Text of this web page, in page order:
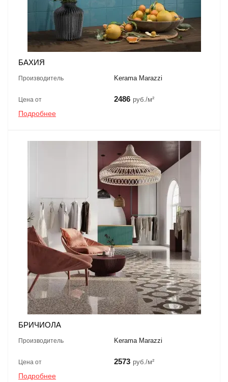
БАХИЯ
Производитель Kerama Marazzi
Цена от 2486 руб./м²
Подробнее
БРИЧИОЛА
Производитель Kerama Marazzi
Цена от 2573 руб./м²
Подробнее